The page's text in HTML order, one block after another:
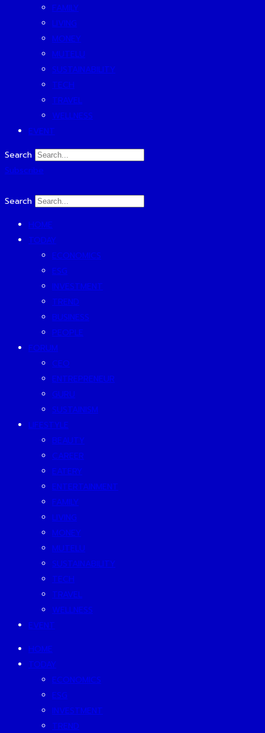
FAMILY
LIVING
MONEY
MUTELU
SUSTAINABILITY
TECH
TRAVEL
WELLNESS
EVENT
Search
Subscribe
Search
HOME
TODAY
ECONOMICS
ESG
INVESTMENT
TREND
BUSINESS
PEOPLE
FORUM
CEO
ENTREPRENEUR
GURU
SUSTAINISM
LIFESTYLE
BEAUTY
CAREER
EATERY
ENTERTAINMENT
FAMILY
LIVING
MONEY
MUTELU
SUSTAINABILITY
TECH
TRAVEL
WELLNESS
EVENT
HOME
TODAY
ECONOMICS
ESG
INVESTMENT
TREND